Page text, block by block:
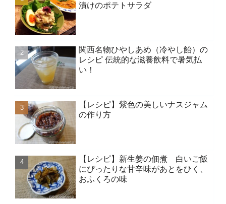
漬けのポテトサラダ
関西名物ひやしあめ（冷やし飴）の
レシピ 伝統的な滋養飲料で暑気払
い！
【レシピ】紫色の美しいナスジャム
の作り方
【レシピ】新生姜の佃煮 白いご飯
にぴったりな甘辛味があとをひく、
おふくろの味